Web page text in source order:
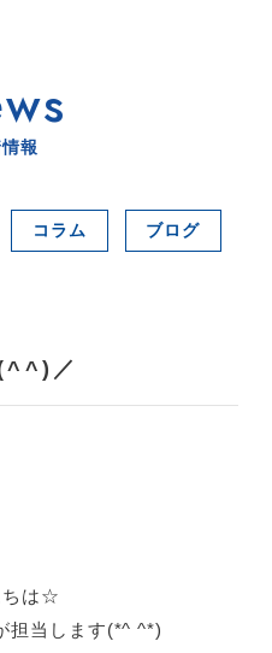
報
コラム ブログ
／
ちは☆
担当します(*^ ^*)